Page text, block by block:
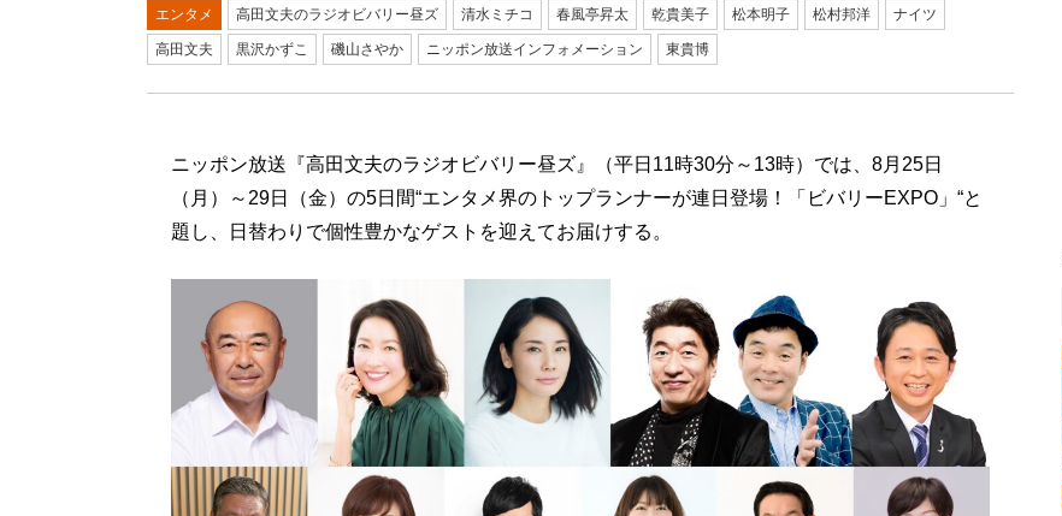
エンタメ 高田文夫のラジオビバリー昼ズ 清水ミチコ 春風亭昇太 乾貴美子 松本明子 松村邦洋 ナイツ
高田文夫 黒沢かずこ 磯山さやか ニッポン放送インフォメーション 東貴博
ニッポン放送『高田文夫のラジオビバリー昼ズ』（平日11時30分～13時）では、8月25日
（月）～29日（金）の5日間“エンタメ界のトップランナーが連日登場！「ビバリーEXPO」“と
題し、日替わりで個性豊かなゲストを迎えてお届けする。